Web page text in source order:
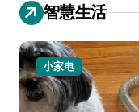
智慧生活
小家电